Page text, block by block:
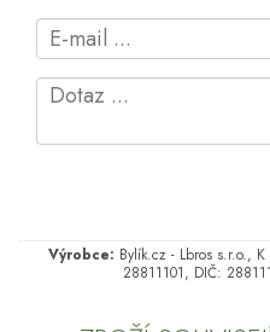
Výrobce: Bylík.cz - Lbros s.r.o.,
28811101, DIČ: